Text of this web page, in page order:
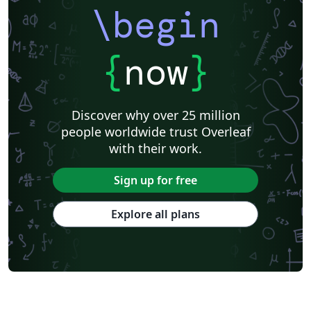
\begin
{now}
Discover why over 25 million
people worldwide trust Overleaf
with their work.
Sign up for free
Explore all plans